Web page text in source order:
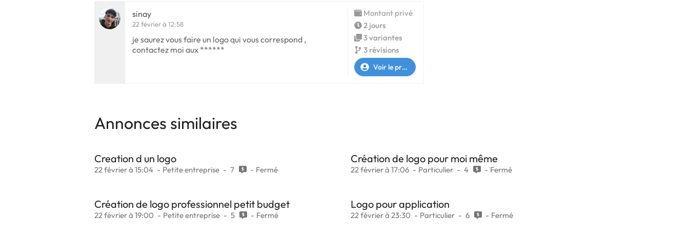
sinay
22 février à 12:58
je saurez vous faire un logo qui vous correspond ,
contactez moi aux ******
Montant privé
2 jours
3 variantes
3 révisions
Voir le profil
Annonces similaires
Creation d un logo
22 février à 15:04 Petite entreprise 7 Fermé
Création de logo pour moi même
22 février à 17:06 Particulier 4 Fermé
Création de logo professionnel petit budget
22 février à 19:00 Petite entreprise 5 Fermé
Logo pour application
22 février à 23:30 Particulier 6 Fermé